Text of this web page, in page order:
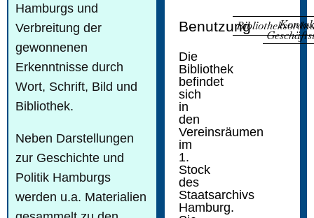
Hamburgs und
Verbreitung der
gewonnenen
Erkenntnisse durch
Wort, Schrift, Bild und
Bibliothek.
Neben Darstellungen
zur Geschichte und
Politik Hamburgs
werden u.a. Materialien
Benutzung
Die
Bibliothek
befindet
sich
in
den
Vereinsräumen
im
1.
Stock
des
Staatsarchivs
Hamburg.